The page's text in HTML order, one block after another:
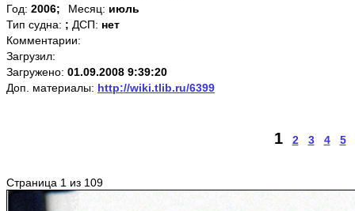
Год: 2006; Месяц: июль
Тип судна: ; ДСП: нет
Комментарии:
Загрузил:
Загружено: 01.09.2008 9:39:20
Доп. материалы: http://wiki.tlib.ru/6399
1 2 3 4 5
Страница 1 из 109